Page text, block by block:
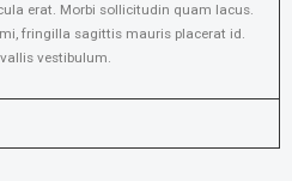
erat. Morbi sollicitudin quam lacus.
fringilla sagittis mauris placerat id.
vestibulum.